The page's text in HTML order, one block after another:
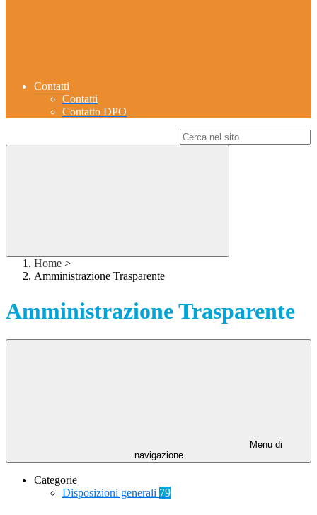
Contatti
Contatti
Contatto DPO
Home >
Amministrazione Trasparente
Amministrazione Trasparente
Menu di
navigazione
Categorie
Disposizioni generali 79